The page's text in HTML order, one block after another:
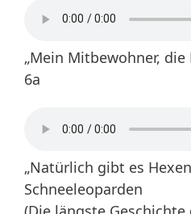
„Mein Mitbewohner, die
6a
„Natürlich gibt es
Schneeleoparden